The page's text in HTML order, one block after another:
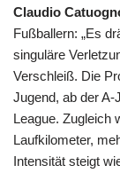
Claudio
Fußballern: „Es
singuläre
Verschleiß. Die
Jugend, ab der
League. Zugleich
Laufkilometer,
Intensität steigt